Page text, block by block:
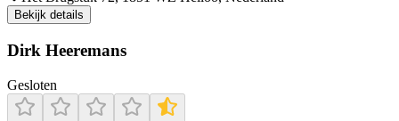
Bekijk details
Dirk Heeremans
Gesloten